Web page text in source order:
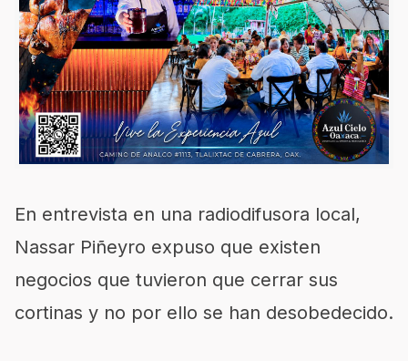
En entrevista en una radiodifusora local,
Nassar Piñeyro expuso que existen
negocios que tuvieron que cerrar sus
cortinas y no por ello se han desobedecido.